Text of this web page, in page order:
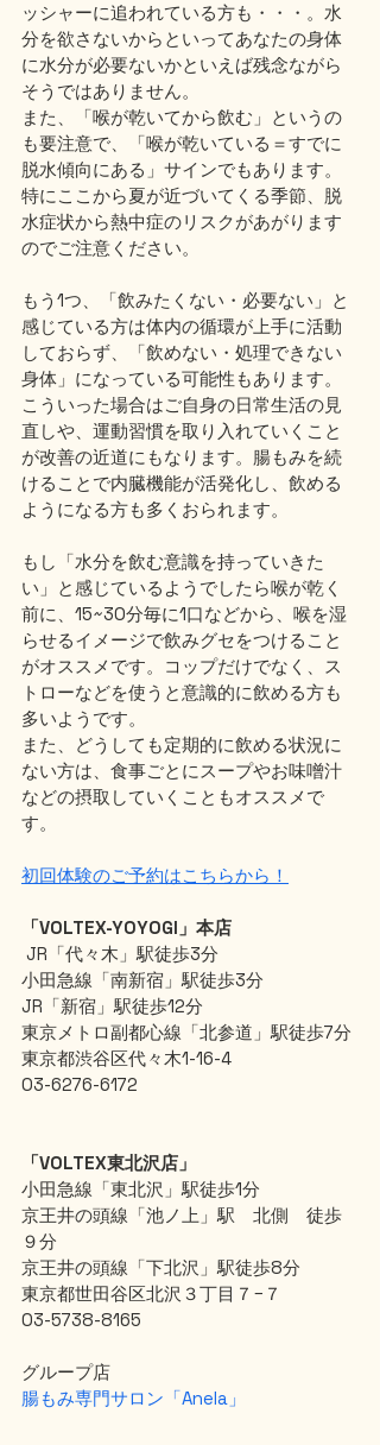
ッシャーに追われている方も・・・。水
分を欲さないからといってあなたの身体
に水分が必要ないかといえば残念ながら
そうではありません。
また、「喉が乾いてから飲む」というの
も要注意で、「喉が乾いている＝すでに
脱水傾向にある」サインでもあります。
特にここから夏が近づいてくる季節、脱
水症状から熱中症のリスクがあがります
のでご注意ください。
もう1つ、「飲みたくない・必要ない」と
感じている方は体内の循環が上手に活動
しておらず、「飲めない・処理できない
身体」になっている可能性もあります。
こういった場合はご自身の日常生活の見
直しや、運動習慣を取り入れていくこと
が改善の近道にもなります。腸もみを続
けることで内臓機能が活発化し、飲める
ようになる方も多くおられます。
もし「水分を飲む意識を持っていきた
い」と感じているようでしたら喉が乾く
前に、15~30分毎に1口などから、喉を湿
らせるイメージで飲みグセをつけること
がオススメです。コップだけでなく、ス
トローなどを使うと意識的に飲める方も
多いようです。
また、どうしても定期的に飲める状況に
ない方は、食事ごとにスープやお味噌汁
などの摂取していくこともオススメで
す。
初回体験のご予約はこちらから！
「VOLTEX-YOYOGI」本店
JR「代々木」駅徒歩3分
小田急線「南新宿」駅徒歩3分
JR「新宿」駅徒歩12分
東京メトロ副都心線「北参道」駅徒歩7分
東京都渋谷区代々木1-16-4
03-6276-6172
「VOLTEX東北沢店」
小田急線「東北沢」駅徒歩1分
京王井の頭線「池ノ上」駅　北側　徒歩
９分
京王井の頭線「下北沢」駅徒歩8分
東京都世田谷区北沢３丁目７−７
03-5738-8165
グループ店
腸もみ専門サロン「Anela」